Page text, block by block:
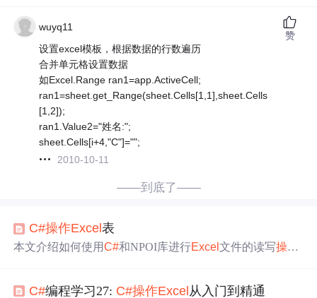
wuyq11
设置excel模板，根据数据的行数遍历
合并单元格设置数据
如Excel.Range ran1=app.ActiveCell;
ran1=sheet.get_Range(sheet.Cells[1,1],sheet.Cells
[1,2]);
ran1.Value2="姓名:";
sheet.Cells[i+4,"C"]="";
2010-10-11
赞
——到底了——
C#操作Excel表
本文介绍如何使用C#和NPOI库进行Excel文件的读写操作
C#编程学习27: C#操作Excel从入门到精通